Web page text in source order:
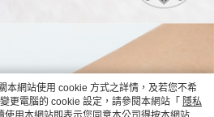
本網站使用 cookie 方式之詳情，及若您不希
更電腦的 cookie 設定，請參閱本網站「 隱私